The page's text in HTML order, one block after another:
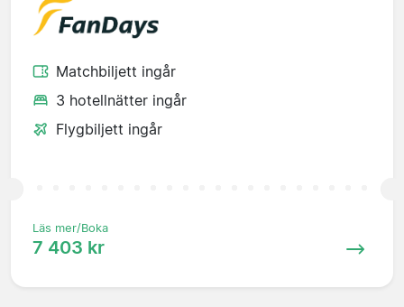
Matchbiljett ingår
3 hotellnätter ingår
Flygbiljett ingår
Läs mer/Boka
7 403 kr